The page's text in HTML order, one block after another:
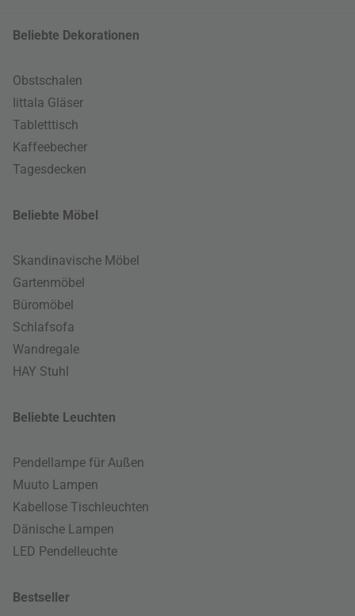
Beliebte Dekorationen
Obstschalen
Iittala Gläser
Tabletttisch
Kaffeebecher
Tagesdecken
Beliebte Möbel
Skandinavische Möbel
Gartenmöbel
Büromöbel
Schlafsofa
Wandregale
HAY Stuhl
Beliebte Leuchten
Pendellampe für Außen
Muuto Lampen
Kabellose Tischleuchten
Dänische Lampen
LED Pendelleuchte
Bestseller